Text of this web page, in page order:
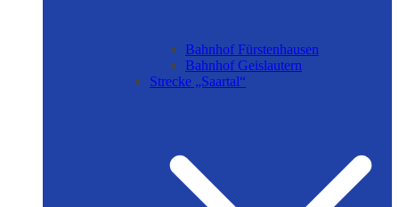
Bahnhof Fürstenhausen
Bahnhof Geislautern
Strecke „Saartal“